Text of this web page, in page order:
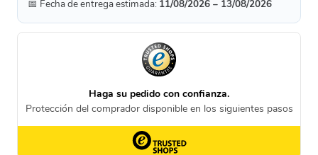
📅 Fecha de entrega estimada: 11/08/2026 – 13/08/2026